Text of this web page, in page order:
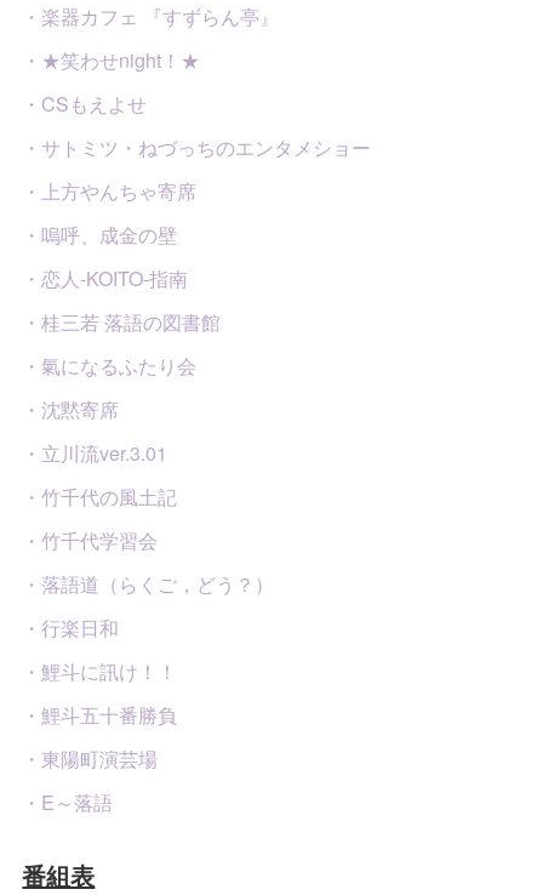
・楽器カフェ 『すずらん亭』
・★笑わせnight！★
・CSもえよせ
・サトミツ・ねづっちのエンタメショー
・上方やんちゃ寄席
・嗚呼、成金の壁
・恋人-KOITO-指南
・桂三若 落語の図書館
・氣になるふたり会
・沈黙寄席
・立川流ver.3.01
・竹千代の風土記
・竹千代学習会
・落語道（らくご，どう？）
・行楽日和
・鯉斗に訊け！！
・鯉斗五十番勝負
・東陽町演芸場
・E～落語
番組表